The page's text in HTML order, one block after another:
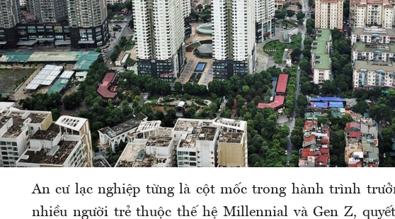
An cư lạc nghiệp từng là cột mốc trong hành trình
nhiều người trẻ thuộc thế hệ Millennial và Gen Z,